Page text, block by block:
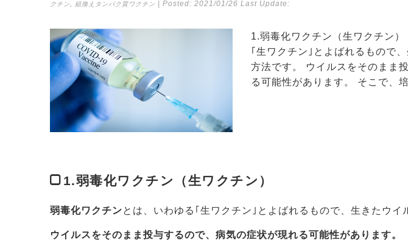
クチン, 組換えタンパク質ワクチン | Posted: 2021/01/26 Last Update:
1.弱毒化ワクチン（生ワクチン
｢生ワクチン｣とよばれるもので
方法です。 ウイルスをそのまま
る可能性があります。 そこで、
1.弱毒化ワクチン（生ワクチン）
弱毒化ワクチンとは、いわゆる｢生ワクチン｣とよばれるもので、生きたウイ
ウイルスをそのまま投与するので、病気の症状が現れる可能性があります。